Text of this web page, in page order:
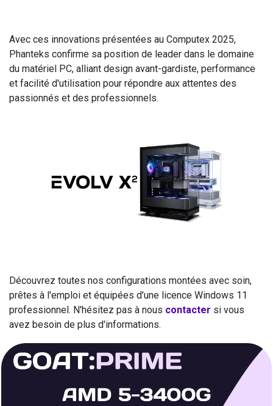
Avec ces innovations présentées au Computex 2025,
Phanteks confirme sa position de leader dans le domaine
du matériel PC, alliant design avant-gardiste, performance
et facilité d'utilisation pour répondre aux attentes des
passionnés et des professionnels.
Découvrez toutes nos configurations montées avec soin,
prêtes à l'emploi et équipées d'une licence Windows 11
professionnel. N'hésitez pas à nous contacter si vous
avez besoin de plus d'informations.